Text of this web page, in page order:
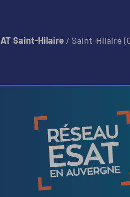
Saint-Hilaire/ Saint-Hilaire